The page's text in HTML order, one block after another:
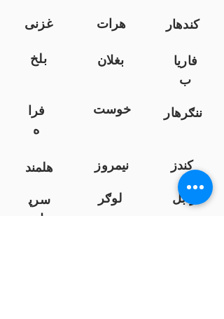
غزنی هرات
کندهار
بلخ
بغلان
فاریا
ب
فرا
ه
خوست ننګرهار
هلمند نیمروز
کندز
سرپ
ل
لوګر زابل